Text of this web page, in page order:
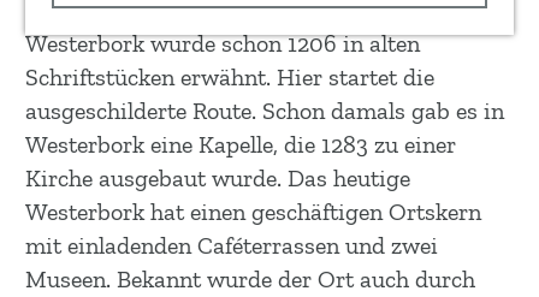
i
t
e
Westerbork wurde schon 1206 in alten
Schriftstücken erwähnt. Hier startet die
ausgeschilderte Route. Schon damals gab es in
Westerbork eine Kapelle, die 1283 zu einer
Kirche ausgebaut wurde. Das heutige
Westerbork hat einen geschäftigen Ortskern
mit einladenden Caféterrassen und zwei
Museen. Bekannt wurde der Ort auch durch